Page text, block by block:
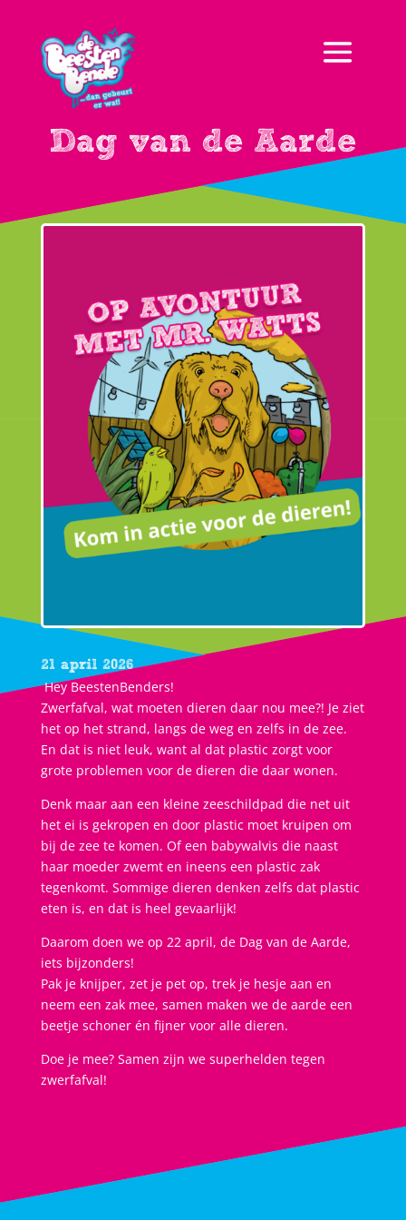
Dag van de Aarde
21 april 2026
Hey BeestenBenders!
Zwerfafval, wat moeten dieren daar nou mee?! Je ziet
het op het strand, langs de weg en zelfs in de zee.
En dat is niet leuk, want al dat plastic zorgt voor
grote problemen voor de dieren die daar wonen.
Denk maar aan een kleine zeeschildpad die net uit
het ei is gekropen en door plastic moet kruipen om
bij de zee te komen. Of een babywalvis die naast
haar moeder zwemt en ineens een plastic zak
tegenkomt. Sommige dieren denken zelfs dat plastic
eten is, en dat is heel gevaarlijk!
Daarom doen we op 22 april, de Dag van de Aarde,
iets bijzonders!
Pak je knijper, zet je pet op, trek je hesje aan en
neem een zak mee, samen maken we de aarde een
beetje schoner én fijner voor alle dieren.
Doe je mee? Samen zijn we superhelden tegen
zwerfafval!